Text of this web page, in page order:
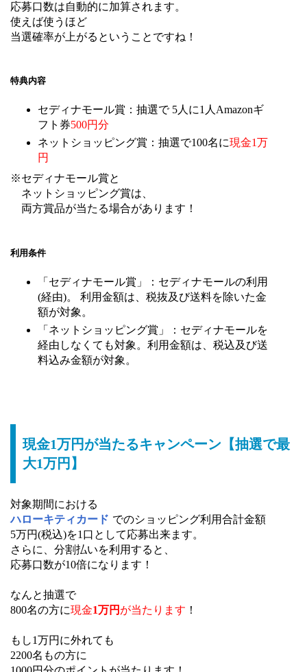
応募口数は自動的に加算されます。
使えば使うほど
当選確率が上がるということですね！
特典内容
セディナモール賞：抽選で 5人に1人Amazonギ
フト券500円分
ネットショッピング賞：抽選で100名に現金1万
円
※セディナモール賞と
ネットショッピング賞は、
両方賞品が当たる場合があります！
利用条件
「セディナモール賞」：セディナモールの利用
(経由)。 利用金額は、税抜及び送料を除いた金
額が対象。
「ネットショッピング賞」：セディナモールを
経由しなくても対象。利用金額は、税込及び送
料込み金額が対象。
現金1万円が当たるキャンペーン【抽選で最
大1万円】
対象期間における
ハローキティカード でのショッピング利用合計金額
5万円(税込)を1口として応募出来ます。
さらに、分割払いを利用すると、
応募口数が10倍になります！
なんと抽選で
800名の方に現金1万円 が当たります ！
もし1万円に外れても
2200名もの方に